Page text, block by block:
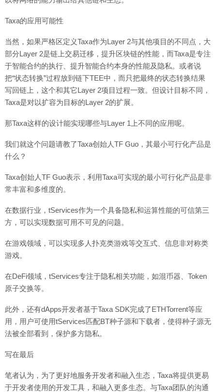
Taxa的应用可能性
当然，如果严格区定义Taxa作为Layer 2与其他项目的不同点，大
部分Layer 2是链上交易迁移，提升区块链的性能，而Taxa是专注
于智能合约的执行、提升智能合约本身的性能及隐私。或者说
把“状态转换”过程放到链下TEE中，而只把最终的状态转换结果
写回链上，这个和其它Layer 2项目过程一致。但设计目标不同，
Taxa是对以扩容为目标的Layer 2的扩展。
那Taxa这样的设计能实现哪些与Layer 1上不同的应用呢。
我们就这个问题请教了Taxa创始人TF Guo，其最小可行化产品是
什么？
Taxa创始人TF Guo表示，利用Taxa可实现的最小可行化产品是非
常丰富和多维度的。
在数据行业，tServices作为一个具备隐私和运算性能的可信第三
方，可以实现数据可用不可见的问题。
在游戏领域，可以实现多人扑克类游戏等交互式、信息非对称类
游戏。
在DeFi领域，tServices专注于隐私相关功能，如混币器、Token
原子交换等。
此外，还有dApps开发者基于Taxa SDK完成了ETHTorrent等应
用，用户可使用tServices匹配BT种子源和下载者，使得种子源无
法被全部看到，保护多方隐私。
写在最后
笔者认为，为了更好地服务开发者和融入生态，Taxa将提供更易
于开发者使用的开发工具，和融入更多生态。与Taxa团队的沟通